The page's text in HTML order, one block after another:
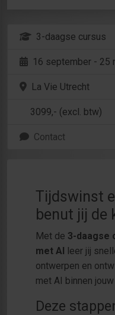
3-daagse cursus
16 september - 25
La Vie Utrecht
3099,- (excl. btw)
Contact
Tijdswinst
benut jij de
Met de 3-daagse
met AI leer jij
ontwerpen en
met AI binnen
Deze